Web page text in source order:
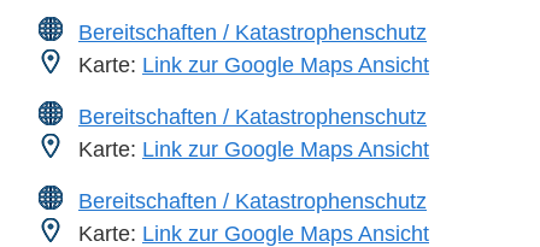
Bereitschaften / Katastrophenschutz
Karte: Link zur Google Maps Ansicht
Bereitschaften / Katastrophenschutz
Karte: Link zur Google Maps Ansicht
Bereitschaften / Katastrophenschutz
Karte: Link zur Google Maps Ansicht